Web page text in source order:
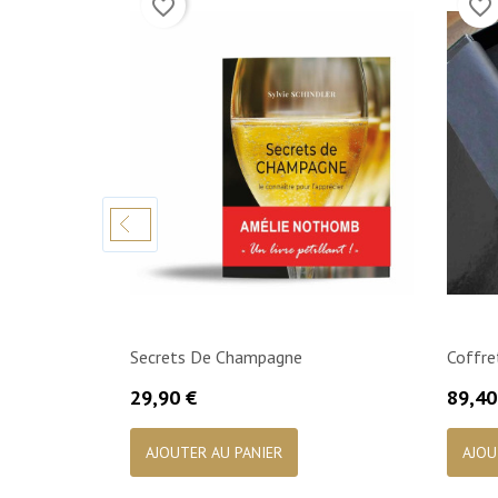
Secrets De Champagne
Prix
29,90 €
AJOUTER AU PANIER
favorite_border
Prix
favorite_border